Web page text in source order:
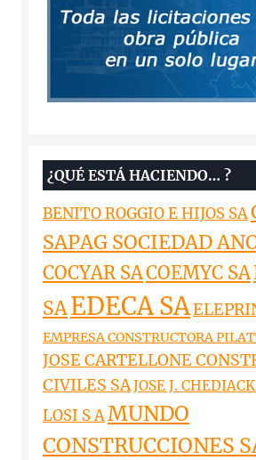
¿QUÉ ESTÁ HACIENDO… ?
BENITO ROGGIO E HIJOS SA
SAPAG SOCIEDAD
COCYAR SACOEMYC SA
SAEDECA SA
EMPRESA CONSTRUCTORA
JOSE CARTELLONE
CIVILES SAJOSE J.
LOSI S AMUNDO
CONSTRUCCIONES